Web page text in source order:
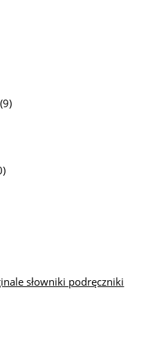
(9)
słowniki podręczniki